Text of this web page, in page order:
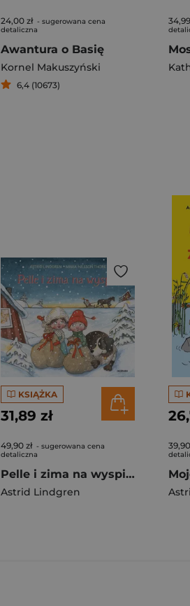
24,00 zł - sugerowana cena
detaliczna
Awantura o Basię
Kornel Makuszyński
6,4 (10673)
KSIĄŻKA
31,89 zł
49,90 zł - sugerowana cena
detaliczna
Pelle i zima na wyspie. Tom 2
Astrid Lindgren